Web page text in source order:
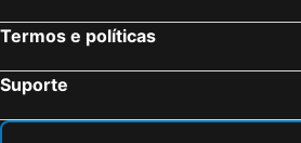
Termos e políticas
Suporte